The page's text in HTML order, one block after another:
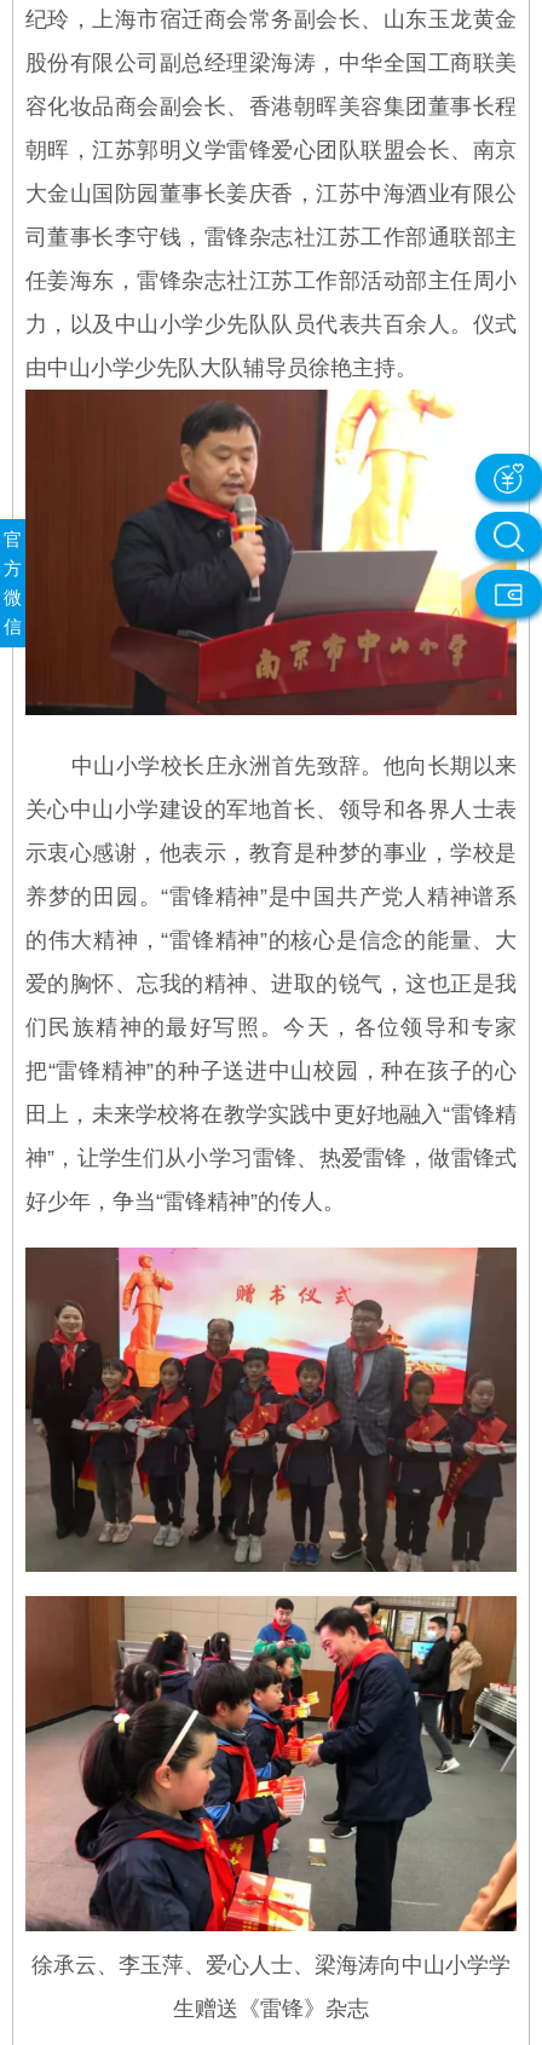
纪玲，上海市宿迁商会常务副会长、山东玉龙黄金
股份有限公司副总经理梁海涛，中华全国工商联美
容化妆品商会副会长、香港朝晖美容集团董事长程
朝晖，江苏郭明义学雷锋爱心团队联盟会长、南京
大金山国防园董事长姜庆香，江苏中海酒业有限公
司董事长李守钱，雷锋杂志社江苏工作部通联部主
任姜海东，雷锋杂志社江苏工作部活动部主任周小
力，以及中山小学少先队队员代表共百余人。仪式
由中山小学少先队大队辅导员徐艳主持。
中山小学校长庄永洲首先致辞。他向长期以来
关心中山小学建设的军地首长、领导和各界人士表
示衷心感谢，他表示，教育是种梦的事业，学校是
养梦的田园。“雷锋精神”是中国共产党人精神谱系
的伟大精神，“雷锋精神”的核心是信念的能量、大
爱的胸怀、忘我的精神、进取的锐气，这也正是我
们民族精神的最好写照。今天，各位领导和专家
把“雷锋精神”的种子送进中山校园，种在孩子的心
田上，未来学校将在教学实践中更好地融入“雷锋精
神”，让学生们从小学习雷锋、热爱雷锋，做雷锋式
好少年，争当“雷锋精神”的传人。
徐承云、李玉萍、爱心人士、梁海涛向中山小学学
生赠送《雷锋》杂志
官
方
微
信